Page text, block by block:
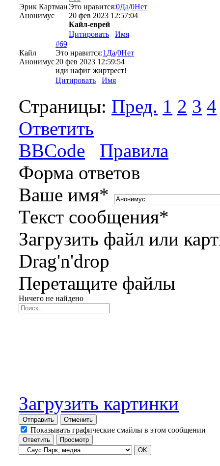
Эрик Картман
Анонимус
Это нравится:0Да/0Нет
20 фев 2023 12:57:04
Кайл-еврей
Цитировать
Имя
Кайл
Анонимус
#69
Это нравится:1 Да/0Нет
20 фев 2023 12:59:54
иди нафиг жиртрест!
Цитировать
Имя
Страницы: Пред. 1 2 3 4
Ответить
BBCode
Правила
Форма ответов
Ваше имя*
Текст сообщения*
Загрузить файл или
Drag'n'drop
Перетащите файлы
Ничего не найдено
Загрузить картинки
Отправить Отменить
Показывать графические смайлы в этом сообщении